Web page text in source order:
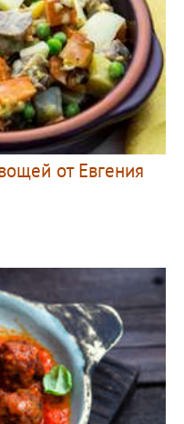
от Евгения